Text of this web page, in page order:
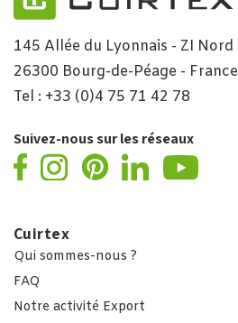
145 Allée du Lyonnais - ZI Nord
26300 Bourg-de-Péage - France
Tel : +33 (0)4 75 71 42 78
Suivez-nous sur les réseaux
Cuirtex
Qui sommes-nous ?
FAQ
Notre activité Export